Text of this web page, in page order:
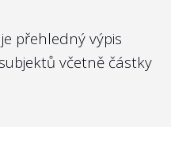
na dobu
přehledný výpis
včetně částky